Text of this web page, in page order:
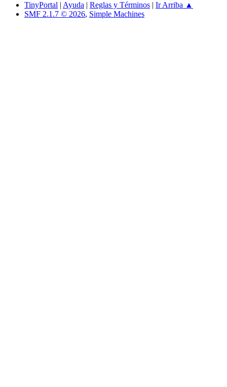
TinyPortal | Ayuda | Reglas y Términos | Ir Arriba ▲
SMF 2.1.7 © 2026, Simple Machines